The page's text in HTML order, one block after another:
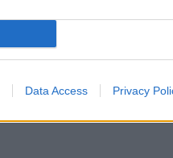
Data Access Privacy